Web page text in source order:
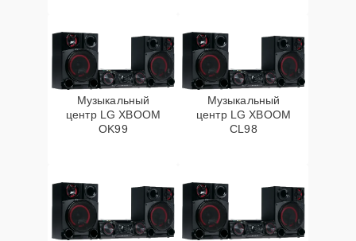
Музыкальный
центр LG XBOOM
OK99
Музыкальный
центр LG XBOOM
CL98